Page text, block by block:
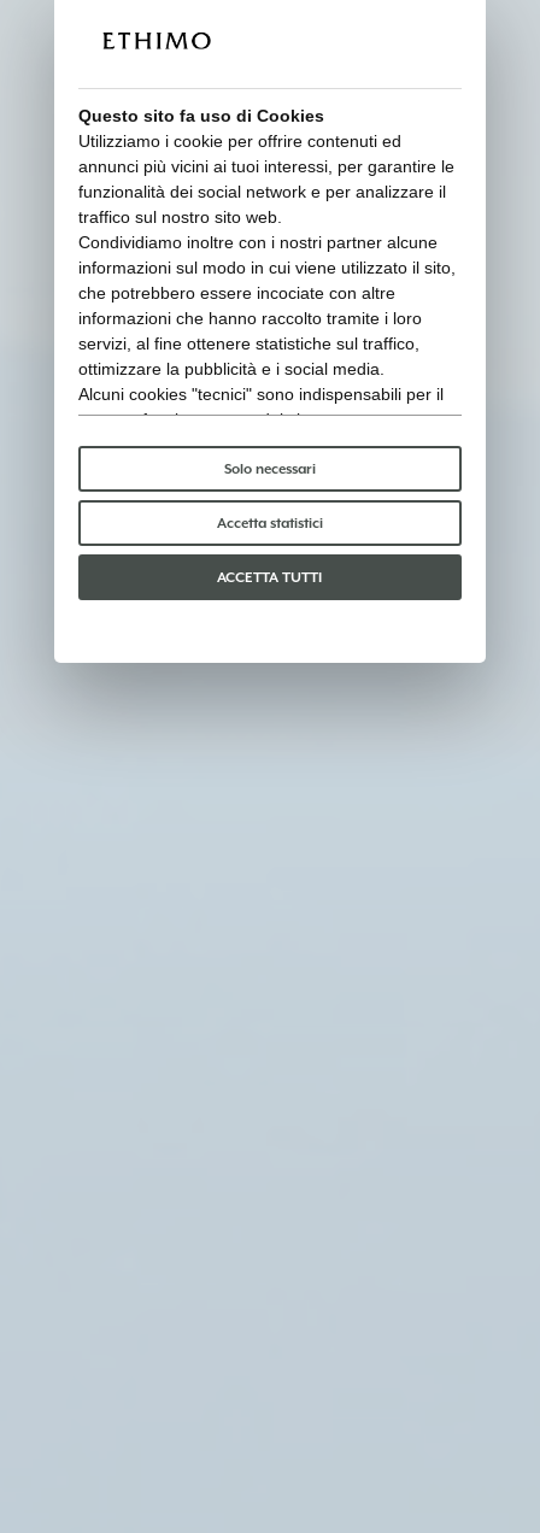
Questo sito fa uso di Cookies
Utilizziamo i cookie per offrire contenuti ed
annunci più vicini ai tuoi interessi, per garantire le
funzionalità dei social network e per analizzare il
traffico sul nostro sito web.
Condividiamo inoltre con i nostri partner alcune
informazioni sul modo in cui viene utilizzato il sito,
che potrebbero essere incociate con altre
informazioni che hanno raccolto tramite i loro
servizi, al fine ottenere statistiche sul traffico,
ottimizzare la pubblicità e i social media.
Alcuni cookies "tecnici" sono indispensabili per il
corretto funzionamento del sito e non trattano o
condividono con terzi alcun dato personale. Per
saperne di più puoi consultare la nostra
policy.
Per favore, scegli quali cookie accettare:
Solo necessari
Accetta statistici
ACCETTA TUTTI